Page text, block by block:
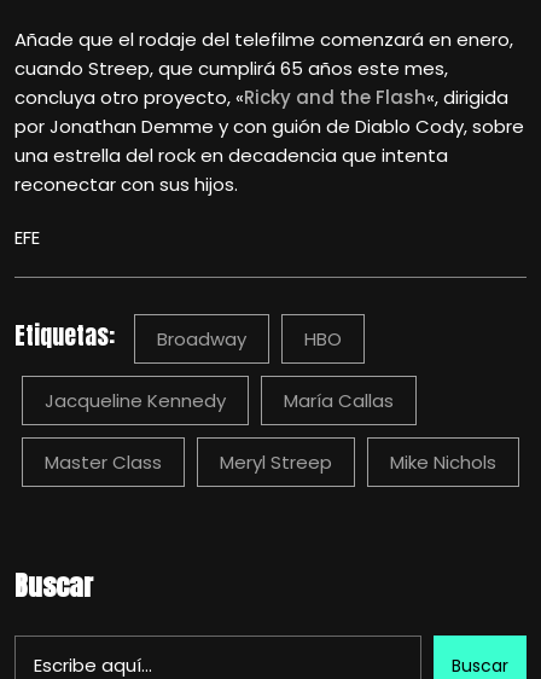
Añade que el rodaje del telefilme comenzará en enero,
cuando Streep, que cumplirá 65 años este mes,
concluya otro proyecto, «Ricky and the Flash«, dirigida
por Jonathan Demme y con guión de Diablo Cody, sobre
una estrella del rock en decadencia que intenta
reconectar con sus hijos.
EFE
Etiquetas: Broadway HBO
Jacqueline Kennedy María Callas
Master Class Meryl Streep Mike Nichols
Buscar
Buscar